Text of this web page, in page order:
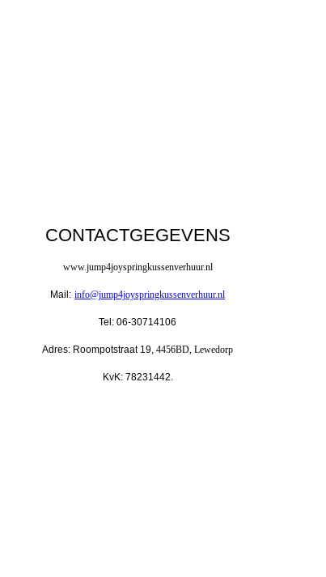
CONTACTGEGEVENS
www.jump4joyspringkussenverhuur.nl
Mail: info@jump4joyspringkussenverhuur.nl
Tel: 06-30714106
Adres: Roompotstraat 19, 4456BD, Lewedorp
KvK: 78231442.